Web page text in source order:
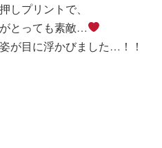
しプリントで、
とっても素敵…
が目に浮かびました…！！